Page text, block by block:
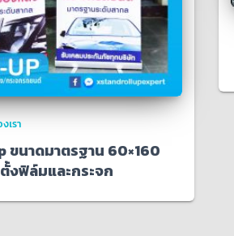
เรา
ขนาดมาตรฐาน 60×160
งฟิล์มและกระจก